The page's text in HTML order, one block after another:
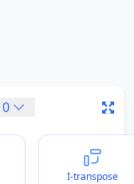
I-transpose